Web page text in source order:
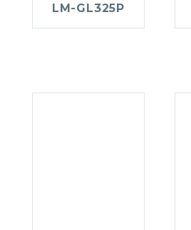
LM-GL325P